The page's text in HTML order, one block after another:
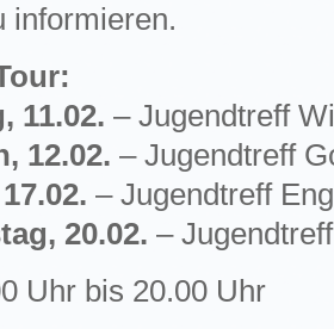
informieren.
11.02. – Jugendtreff
12.02. – Jugendtreff
– Jugendtreff
20.02. –
Uhr bis 20.00 Uhr